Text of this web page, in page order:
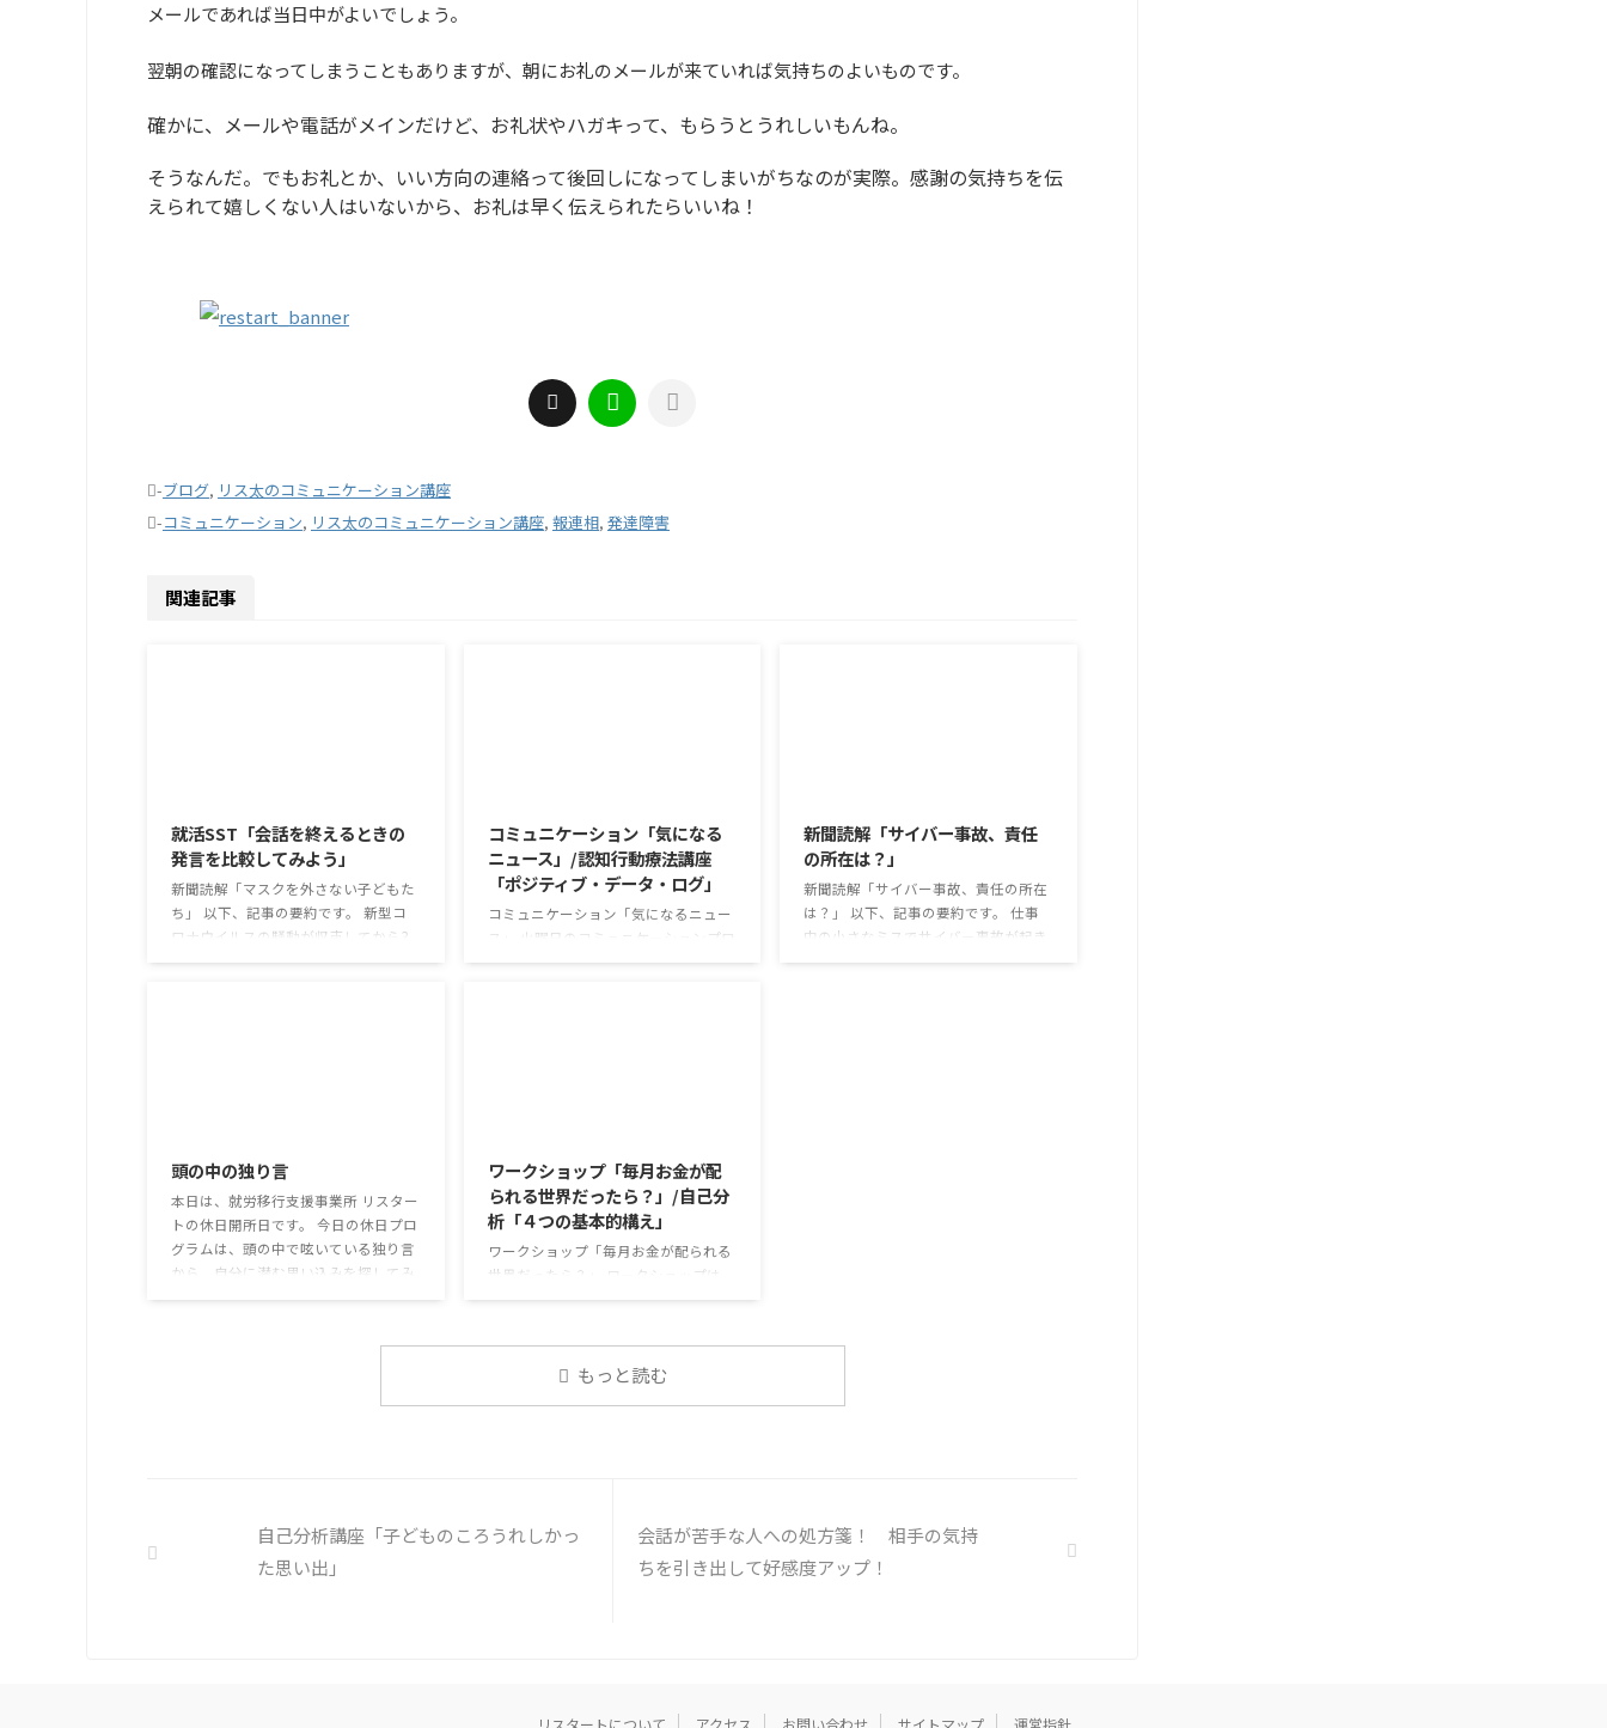
メールであれば当日中がよいでしょう。
翌朝の確認になってしまうこともありますが、朝にお礼のメールが来ていれば気持ちのよいものです。
確かに、メールや電話がメインだけど、お礼状やハガキって、もらうとうれしいもんね。
そうなんだ。でもお礼とか、いい方向の連絡って後回しになってしまいがちなのが実際。感謝の気持ちを伝
えられて嬉しくない人はいないから、お礼は早く伝えられたらいいね！
-ブログ, リス太のコミュニケーション講座
-コミュニケーション, リス太のコミュニケーション講座, 報連相, 発達障害
関連記事
就活SST「会話を終えるときの
発言を比較してみよう」
新聞読解「マスクを外さない子どもた
ち」 以下、記事の要約です。 新型コ
ロナウイルスの騒動が収束してから3
も同じなのかも 同居中の高齢者のた
めの感染予防等、ご本人の理由 ...
コミュニケーション「気になる
ニュース」/認知行動療法講座
「ポジティブ・データ・ログ」
コミュニケーション「気になるニュー
ス」 火曜日のコミュニケーションプロ
ス」です。 最近の気になっているニュ
ースについて発表して頂きました。
色々なニュースについて興味を持って
いると雑談しやすいですよね ...
新聞読解「サイバー事故、責任
の所在は？」
新聞読解「サイバー事故、責任の所在
は？」 以下、記事の要約です。 仕事
中の小さなミスでサイバー事故が起き
頭の中の独り言
本日は、就労移行支援事業所 リスター
トの休日開所日です。 今日の休日プロ
グラムは、頭の中で呟いている独り言
から、自分に潜む思い込みを探してみ
ための練習を行います。 私たちは、
を探す ① 最近、自分が ...
ワークショップ「毎月お金が配
られる世界だったら？」/自己分
析「４つの基本的構え」
ワークショップ「毎月お金が配られる
世界だったら？」 ワークショップは、
表者の発表に対して他の利用者さんが
質問をし、それに回答していくこと
「毎月お金が配られる世界だった
ら？」です。 ２年ほどまえに大きく話
もっと読む
自己分析講座「子どものころうれしかっ
た思い出」
会話が苦手な人への処方箋！ 相手の気持
ちを引き出して好感度アップ！